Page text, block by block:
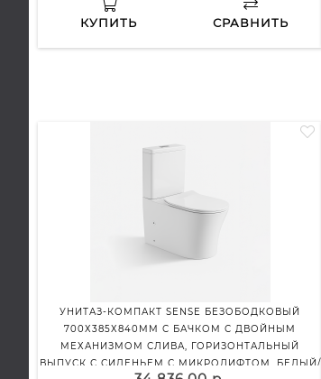
КУПИТЬ СРАВНИТЬ
УНИТАЗ-КОМПАКТ SENSE БЕЗОБОДКОВЫЙ
700Х385Х840ММ С БАЧКОМ С ДВОЙНЫМ
МЕХАНИЗМОМ СЛИВА, ГОРИЗОНТАЛЬНЫЙ
ВЫПУСК С СИДЕНЬЕМ С МИКРОЛИФТОМ, БЕЛЫЙ/